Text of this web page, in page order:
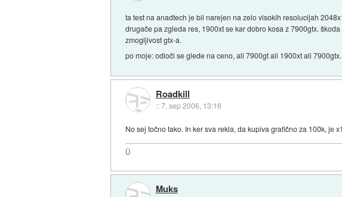
ta test na anadtech je bil narejen na zelo visokih resolucijah
drugače pa zgleda res, 1900xt se kar dobro kosa z 7900gtx.
zmogljivost gtx-a.
po moje: odloči se glede na ceno, ali 7900gt ali 1900xt ali
Roadkill
::7. sep 2006, 13:16
No sej točno tako. In ker sva rekla, da kupiva grafično za 100k, je
Ü
Muks